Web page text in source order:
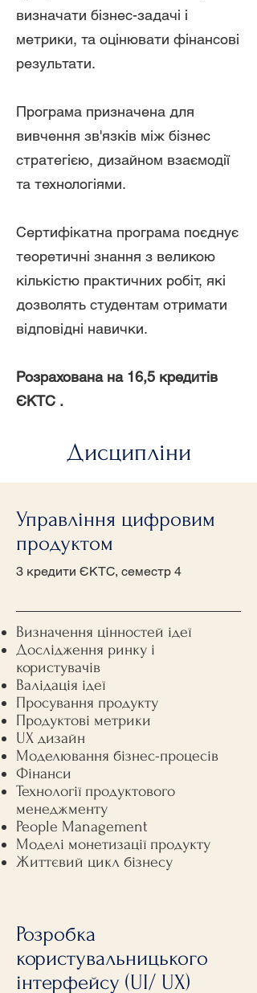
визначати бізнес-задачі і
метрики, та оцінювати фінансові
результати.
Програма призначена для
вивчення зв'язків між бізнес
стратегією, дизайном взаємодії
та технологіями.
Сертифікатна програма поєднує
теоретичні знання з великою
кількістю практичних робіт, які
дозволять студентам отримати
відповідні навички.
Розрахована на 16,5 кредитів
ЄКТС .
Дисципліни
Управління цифровим
продуктом
3 кредити ЄКТС, семестр 4
Визначення цінностей ідеї
Дослідження ринку і
користувачів
Валідація ідеї
Просування продукту
Продуктові метрики
UX дизайн
Моделювання бізнес-процесів
Фінанси
Технології продуктового
менеджменту
People Management
Моделі монетизації продукту
Життєвий цикл бізнесу
Розробка
користувальницького
інтерфейсу (UI/ UX)